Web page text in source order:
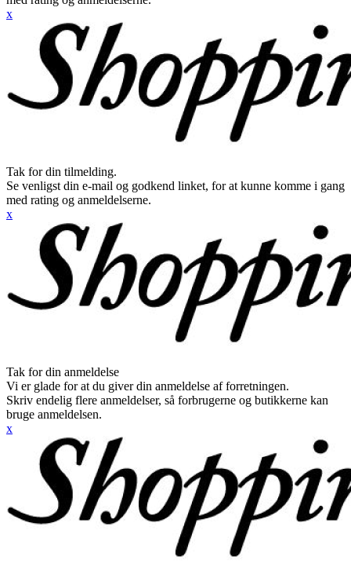
x
Tak for din tilmelding.
Se venligst din e-mail og godkend linket, for at kunne komme i gang
med rating og anmeldelserne.
x
Tak for din anmeldelse
Vi er glade for at du giver din anmeldelse af forretningen.
Skriv endelig flere anmeldelser, så forbrugerne og butikkerne kan
bruge anmeldelsen.
x